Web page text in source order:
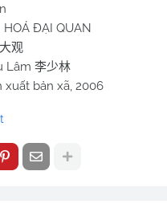
HOÁ ĐẠI QUAN
观
Lâm 李少林
xuất bản xã, 2006